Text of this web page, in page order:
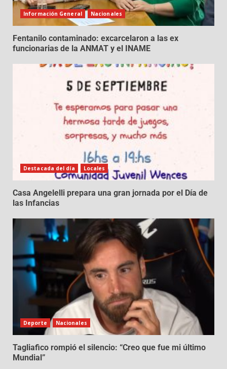
Información General Nacionales
Fentanilo contaminado: excarcelaron a las ex
funcionarias de la ANMAT y el INAME
Destacada del día Locales
Casa Angelelli prepara una gran jornada por el Día de
las Infancias
Deporte Nacionales
Tagliafico rompió el silencio: “Creo que fue mi último
Mundial”